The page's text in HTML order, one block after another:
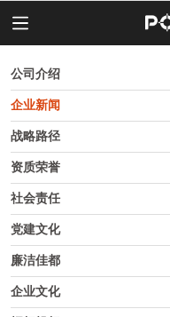
公司介绍
企业新闻
战略路径
资质荣誉
社会责任
党建文化
廉洁佳都
企业文化